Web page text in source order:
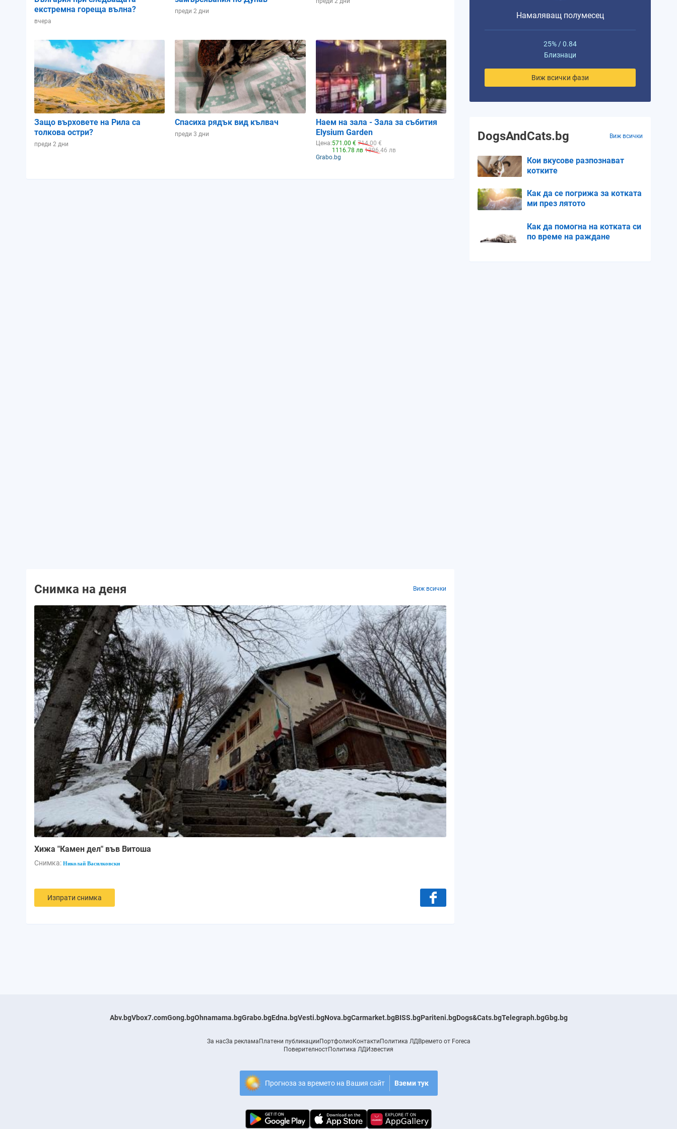
екстремна гореща вълна?
вчера
преди 2 дни
Защо върховете на Рила са
толкова остри?
преди 2 дни
Спасиха рядък вид кълвач
преди 3 дни
Наем на зала - Зала за събития
Elysium Garden
Цена:571.00 € 714.00 €
1116.78 лв 1396.46 лв
Grabo.bg
Снимка на деня Виж всички
Хижа "Камен дел" във Витоша
Снимка: Николай Василковски
Изпрати снимка
Намаляващ полумесец
25% / 0.84
Близнаци
Виж всички фази
DogsAndCats.bg Виж всички
Кои вкусове разпознават
котките
Как да се погрижа за котката
ми през лятото
Как да помогна на котката си
по време на раждане
Abv.bgVbox7.comGong.bgOhnamama.bgGrabo.bgEdna.bgVesti.bgNova.bgCarmarket.bgBISS.bgPariteni.bgDogs&Cats.bgTelegraph.bgGbg.bg
За насЗа рекламаПлатени публикацииПортфолиоКонтактиПолитика ЛДВремето от Foreca
ПоверителностПолитика ЛДИзвестия
Прогноза за времето на Вашия сайт Вземи тук